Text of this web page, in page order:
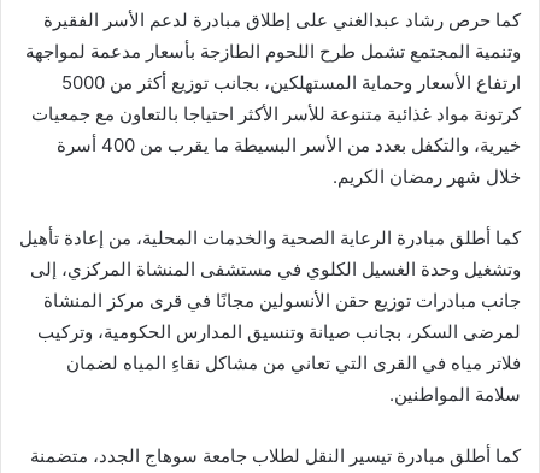
كما حرص رشاد عبدالغني على إطلاق مبادرة لدعم الأسر الفقيرة
وتنمية المجتمع تشمل طرح اللحوم الطازجة بأسعار مدعمة لمواجهة
ارتفاع الأسعار وحماية المستهلكين، بجانب توزيع أكثر من 5000
كرتونة مواد غذائية متنوعة للأسر الأكثر احتياجا بالتعاون مع جمعيات
خيرية، والتكفل بعدد من الأسر البسيطة ما يقرب من 400 أسرة
خلال شهر رمضان الكريم.
كما أطلق مبادرة الرعاية الصحية والخدمات المحلية، من إعادة تأهيل
وتشغيل وحدة الغسيل الكلوي في مستشفى المنشاة المركزي، إلى
جانب مبادرات توزيع حقن الأنسولين مجانًا في قرى مركز المنشاة
لمرضى السكر، بجانب صيانة وتنسيق المدارس الحكومية، وتركيب
فلاتر مياه في القرى التي تعاني من مشاكل نقاءِ المياه لضمان
سلامة المواطنين.
كما أطلق مبادرة تيسير النقل لطلاب جامعة سوهاج الجدد، متضمنة